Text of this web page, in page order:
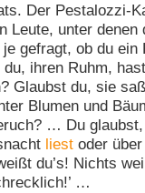
Der Pestalozzi-
Leute, unter denen
gefragt, ob du ein
ihren Ruhm,
Glaubst du, sie
Blumen und
… Du
liest oder
du’s! Nichts
…